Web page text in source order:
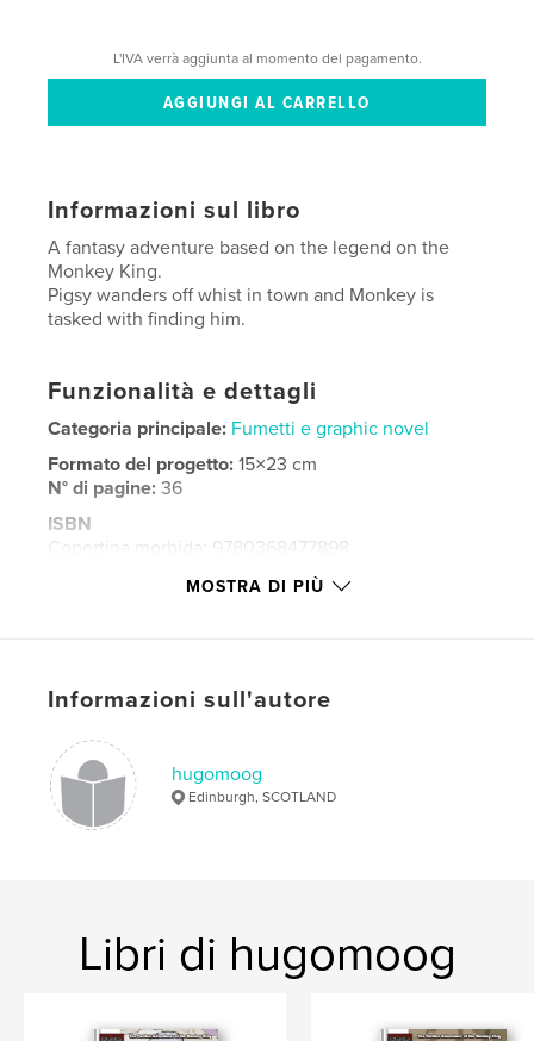
L'IVA verrà aggiunta al momento del pagamento.
Informazioni sul libro
A fantasy adventure based on the legend on the
Monkey King.
Pigsy wanders off whist in town and Monkey is
tasked with finding him.
Funzionalità e dettagli
Categoria principale: Fumetti e graphic novel
Formato del progetto:15×23 cm
N° di pagine:36
ISBN
Copertina morbida: 9780368477898
Data di pubblicazione:mar 23, 2019
tripitaka , adventure
monkey
MOSTRA DI PIÙ
Informazioni sull'autore
hugomoog
Edinburgh, SCOTLAND
Libri di hugomoog